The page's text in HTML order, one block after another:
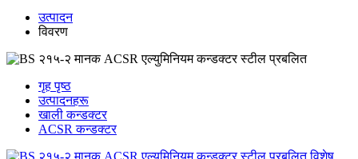
उत्पादन
विवरण
गृह पृष्ठ
उत्पादनहरू
खाली कन्डक्टर
ACSR कन्डक्टर